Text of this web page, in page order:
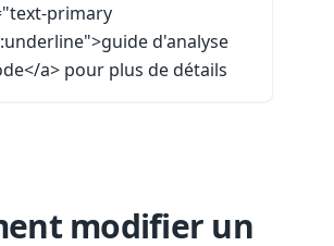
primary
d'analyse
a> pour plus de détails
modifier un